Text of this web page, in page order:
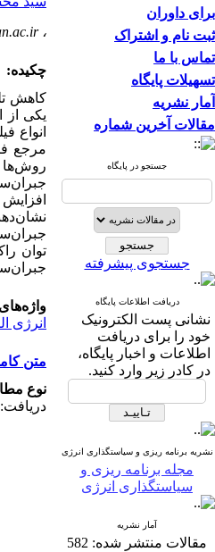
برای داوران
ثبت نام و اشتراک
تماس با ما
تسهیلات پایگاه
آمار نشریه
مقالات آخرین شماره
جستجو در پایگاه
جستجوی پیشرفته
دریافت اطلاعات پایگاه
نشانی پست الکترونیک
خود را برای دریافت
اطلاعات و اخبار پایگاه،
در کادر زیر وارد کنید.
نشریه برنامه ریزی و سیاستگذاری انرژی
مجله برنامه ریزی و
سیاستگذاری انرژی
آمار نشریه
مقالات منتشر شده: 582
،
چکیده:
کاهش
یکی از
انواع
مرجع
روش‌ها
انرژی
متن
نوع
دریافت: 1392/3/12 | انتشار: 1391/10/26